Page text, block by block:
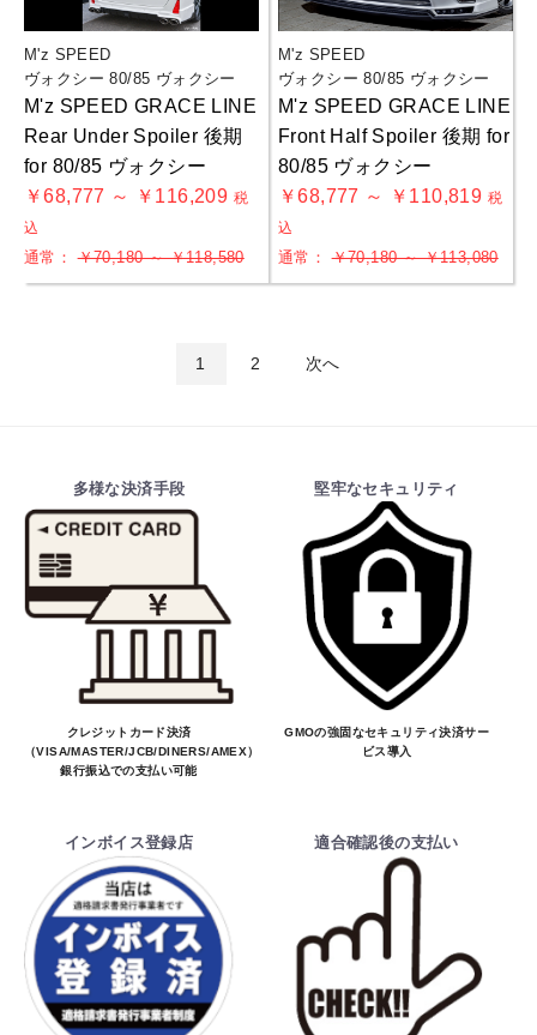
M'z SPEED
ヴォクシー 80/85 ヴォクシー
M'z SPEED GRACE LINE
Rear Under Spoiler 後期
for 80/85 ヴォクシー
￥68,777 ～ ￥116,209 税
込
通常：￥70,180 ～ ￥118,580
M'z SPEED
ヴォクシー 80/85 ヴォクシー
M'z SPEED GRACE LINE
Front Half Spoiler 後期 for
80/85 ヴォクシー
￥68,777 ～ ￥110,819 税
込
通常：￥70,180 ～ ￥113,080
1 2 次へ
多様な決済手段
クレジットカード決済
（VISA/MASTER/JCB/DINERS/AMEX）、
銀行振込での支払い可能
堅牢なセキュリティ
GMOの強固なセキュリティ決済サー
ビス導入
インボイス登録店 適合確認後の支払い